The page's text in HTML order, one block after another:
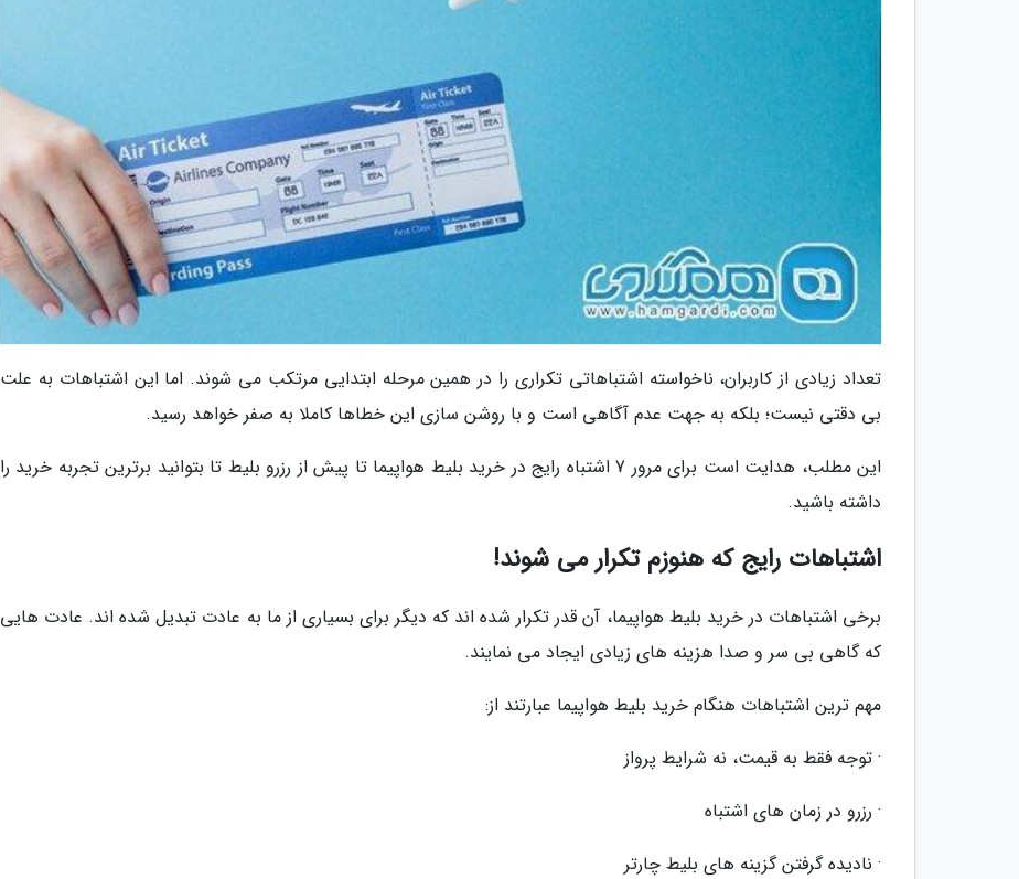
تعداد زیادی از کاربران، ناخواسته اشتباهاتی تکراری را در همین مرحله ابتدایی مرتکب می شوند. اما این اشتباهات به علت
بی دقتی نیست؛ بلکه به جهت عدم آگاهی است و با روشن سازی این خطاها کاملا به صفر خواهد رسید.
این مطلب، هدایت است برای مرور 7 اشتباه رایج در خرید بلیط هواپیما تا پیش از رزرو بلیط تا بتوانید برترین تجربه خرید را
داشته باشید.
اشتباهات رایج که هنوزم تکرار می شوند!
برخی اشتباهات در خرید بلیط هواپیما، آن قدر تکرار شده اند که دیگر برای بسیاری از ما به عادت تبدیل شده اند. عادت هایی
که گاهی بی سر و صدا هزینه های زیادی ایجاد می نمایند.
مهم ترین اشتباهات هنگام خرید بلیط هواپیما عبارتند از:
· توجه فقط به قیمت، نه شرایط پرواز
· رزرو در زمان های اشتباه
· نادیده گرفتن گزینه های بلیط چارتر